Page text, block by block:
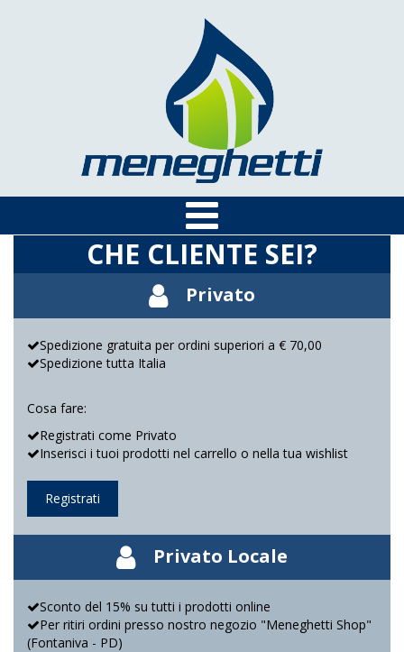
CHE CLIENTE SEI?
Privato
Spedizione gratuita per ordini superiori a € 70,00
Spedizione tutta Italia
Cosa fare:
Registrati come Privato
Inserisci i tuoi prodotti nel carrello o nella tua wishlist
Registrati
Privato Locale
Sconto del 15% su tutti i prodotti online
Per ritiri ordini presso nostro negozio "Meneghetti Shop"
(Fontaniva - PD)